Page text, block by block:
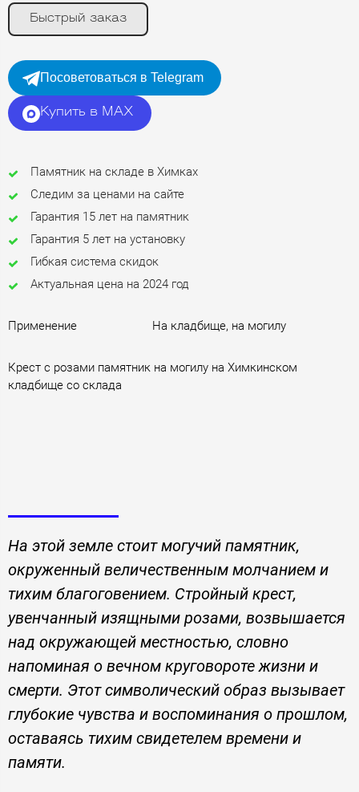
Быстрый заказ
Посоветоваться в Telegram
Купить в MAX
Памятник на складе в Химках
Следим за ценами на сайте
Гарантия 15 лет на памятник
Гарантия 5 лет на установку
Гибкая система скидок
Актуальная цена на 2024 год
Применение На кладбище, на могилу
Крест с розами памятник на могилу на Химкинском
кладбище со склада
На этой земле стоит могучий памятник,
окруженный величественным молчанием и
тихим благоговением. Стройный крест,
увенчанный изящными розами, возвышается
над окружающей местностью, словно
напоминая о вечном круговороте жизни и
смерти. Этот символический образ вызывает
глубокие чувства и воспоминания о прошлом,
оставаясь тихим свидетелем времени и
памяти.